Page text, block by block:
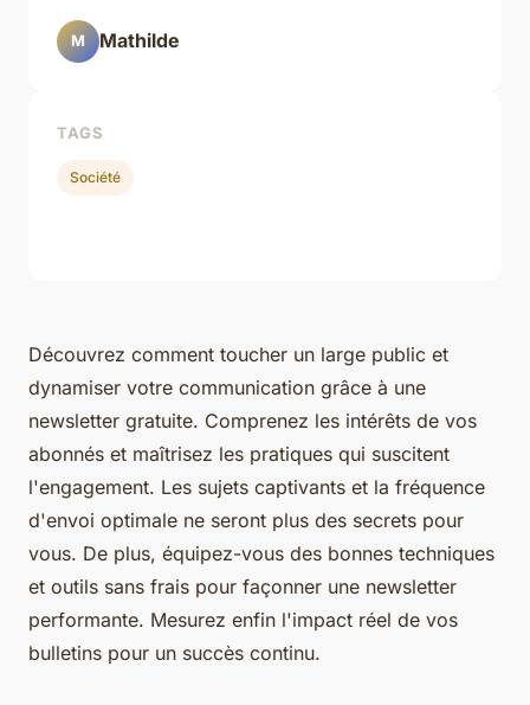
Découvrez comment toucher un large public et
dynamiser votre communication grâce à une
newsletter gratuite. Comprenez les intérêts de vos
abonnés et maîtrisez les pratiques qui suscitent
l'engagement. Les sujets captivants et la fréquence
d'envoi optimale ne seront plus des secrets pour
vous. De plus, équipez-vous des bonnes techniques
et outils sans frais pour façonner une newsletter
performante. Mesurez enfin l'impact réel de vos
bulletins pour un succès continu.
M Mathilde
TAGS
Société